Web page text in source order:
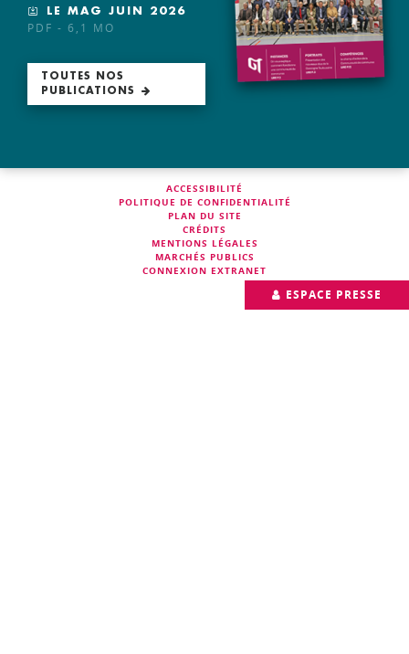
LE MAG JUIN 2026
PDF - 6,1 MO
TOUTES NOS
PUBLICATIONS
ACCESSIBILITÉ
POLITIQUE DE CONFIDENTIALITÉ
PLAN DU SITE
CRÉDITS
MENTIONS LÉGALES
MARCHÉS PUBLICS
CONNEXION EXTRANET
ESPACE PRESSE